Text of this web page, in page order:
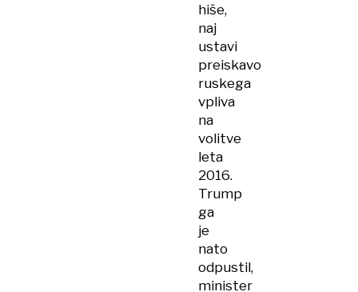
hiše,
naj
ustavi
preiskavo
ruskega
vpliva
na
volitve
leta
2016.
Trump
ga
je
nato
odpustil,
minister